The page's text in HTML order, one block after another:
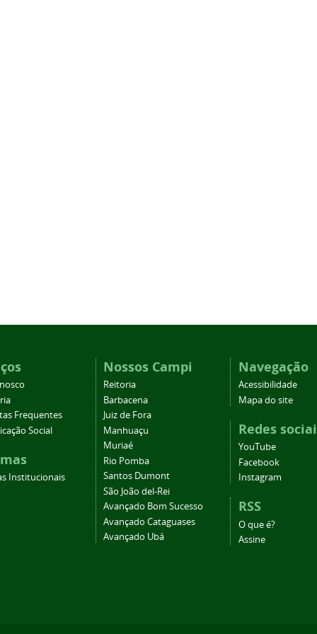
Frequentes
Social
Institucionais
Nossos Campi
Reitoria
Barbacena
Juiz de Fora
Manhuaçu
Muriaé
Rio Pomba
Santos Dumont
São João del-Rei
Avançado Bom Sucesso
Avançado Cataguases
Avançado Ubá
Navegação
Acessibilidade
Mapa do site
Redes
YouTube
Facebook
Instagram
RSS
O que é?
Assine